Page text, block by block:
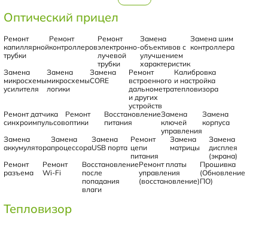
Оптический прицел
Ремонт
капиллярной
трубки
Ремонт
контроллеров
Ремонт
электронно-
лучевой
трубки
Замена
объективов с
улучшением
характеристик
Замена шим
контроллера
Замена
микросхемы
усилителя
Замена
микросхемы
логики
Замена
CORE
Ремонт
встроенного
дальнометра
и других
устройств
Калибровка
и настройка
тепловизора
Ремонт датчика
синхроимпульсов
Ремонт
оптики
Восстановление
питания
Замена
ключей
управления
Замена
корпуса
Замена
аккумулятора
Замена
процессора
Замена
USB порта
Ремонт
цепи
питания
Замена
матрицы
Замена
дисплея
(экрана)
Ремонт
разъема
Ремонт
Wi-Fi
Восстановление
после
попадания
влаги
Ремонт платы
управления
(восстановление)
Прошивка
(Обновление
ПО)
Тепловизор